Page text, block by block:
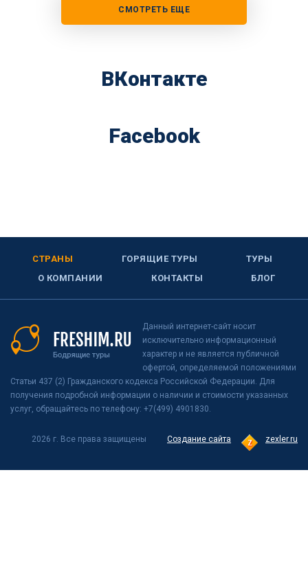
СМОТРЕТЬ ЕЩЕ
ВКонтакте
Facebook
СТРАНЫ ГОРЯЩИЕ ТУРЫ
ТУРЫ
О КОМПАНИИ
КОНТАКТЫ БЛОГ
Данный интернет-сайт носит
исключительно информационный
характер и не является публичной
офертой, определяемой положениями
Статьи 437 (2) Гражданского кодекса Российской Федерации. Для
получения подробной информации о наличии и стоимости указанных
услуг, обращайтесь по телефону: +7(499) 4901830.
Создание сайта zexler.ru
2026 г. Все права защищены